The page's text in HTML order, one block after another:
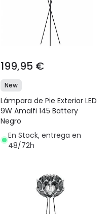
199,95 €
New
Lámpara de Pie Exterior LED
9W Amalfi 145 Battery
Negro
En Stock, entrega en
48/72h